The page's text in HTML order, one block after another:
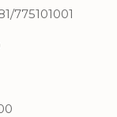
775101001